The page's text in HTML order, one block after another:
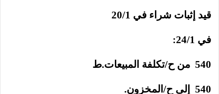
قيد إثبات شراء في 20/1
في 24/1:
540 من ح/تكلفة المبيعات.ط
540 إلى ح/المخزون.